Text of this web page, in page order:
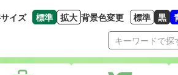
イズ 標準
文字の大きさをもとの大きさに戻す
拡大
文字を大きくする
背景色変更 標準
背景色の
黒
背景